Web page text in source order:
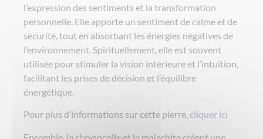
l’expression des sentiments et la transformation
personnelle. Elle apporte un sentiment de calme et de
sécurité, tout en absorbant les énergies négatives de
l’environnement. Spirituellement, elle est souvent
utilisée pour stimuler la vision intérieure et l’intuition,
facilitant les prises de décision et l’équilibre
énergétique.
Pour plus d’informations sur cette pierre,cliquer ici